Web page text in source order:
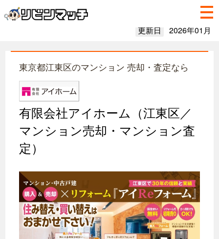
更新日 2026年01月
東京都江東区のマンション 売却・査定なら
有限会社アイホーム（江東区／
マンション売却・マンション査
定）